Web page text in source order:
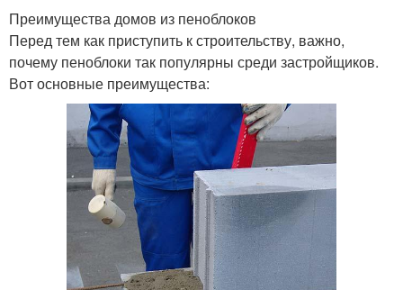
Преимущества домов из пеноблоков
Перед тем как приступить к строительству, важно,
почему пеноблоки так популярны среди застройщиков.
Вот основные преимущества: